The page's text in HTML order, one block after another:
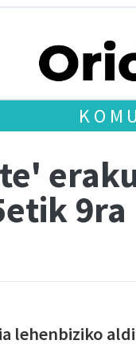
9ra
lehenbiziko